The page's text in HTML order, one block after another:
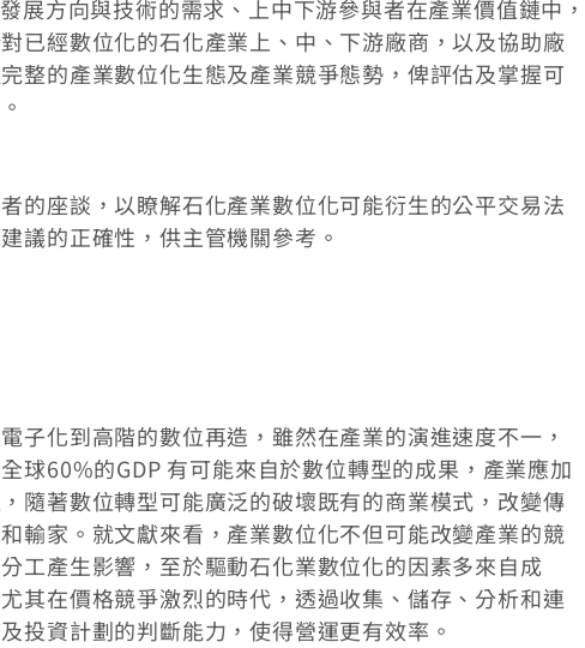
展方向與技術的需求、上中下游參與者在產業價值鏈中，
已經數位化的石化產業上、中、下游廠商，以及協助廠
整的產業數位化生態及產業競爭態勢，俾評估及掌握可
的座談，以瞭解石化產業數位化可能衍生的公平交易法
議的正確性，供主管機關參考。
子化到高階的數位再造，雖然在產業的演進速度不一，
球60%的GDP 有可能來自於數位轉型的成果，產業應加
隨著數位轉型可能廣泛的破壞既有的商業模式，改變傳
輸家。就文獻來看，產業數位化不但可能改變產業的競
工產生影響，至於驅動石化業數位化的因素多來自成
其在價格競爭激烈的時代，透過收集、儲存、分析和連
投資計劃的判斷能力，使得營運更有效率。